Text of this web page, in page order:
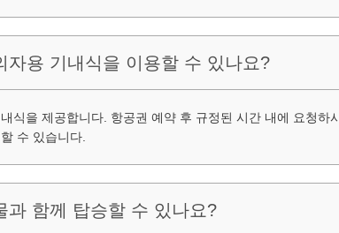
용 기내식을 이용할 수 있나요?
식을 제공합니다. 항공권 예약 후 규정된 시간 내에 요청하
수 있습니다.
과 함께 탑승할 수 있나요?